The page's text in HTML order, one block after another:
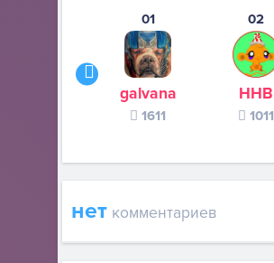
01
galvana
1611
02
ННВ
1011
нет комментариев